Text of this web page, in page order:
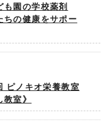
も園の学校薬剤
ちの健康をサポー
ピノキオ栄養教室
室》